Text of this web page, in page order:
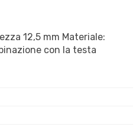
12,5 mm Materiale:
con la testa